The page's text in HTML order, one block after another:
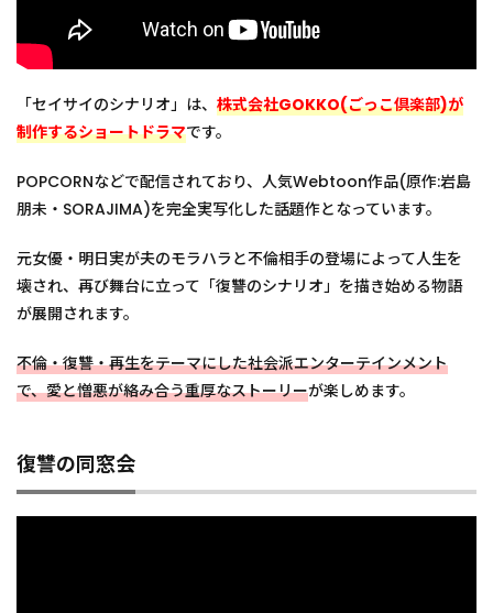
マ
まと
「セイサイのシナリオ」は、 株式会社GOKKO(ごっこ倶楽部)が
制作するショートドラマです。
POPCORNなどで配信されており、人気Webtoon作品(原作:岩島
朋未・SORAJIMA)を完全実写化した話題作となっています。
元女優・明日実が夫のモラハラと不倫相手の登場によって人生を
壊され、再び舞台に立って「復讐のシナリオ」を描き始める物語
が展開されます。
不倫・復讐・再生をテーマにした社会派エンターテインメント
で、愛と憎悪が絡み合う重厚なストーリーが楽しめます。
復讐の同窓会